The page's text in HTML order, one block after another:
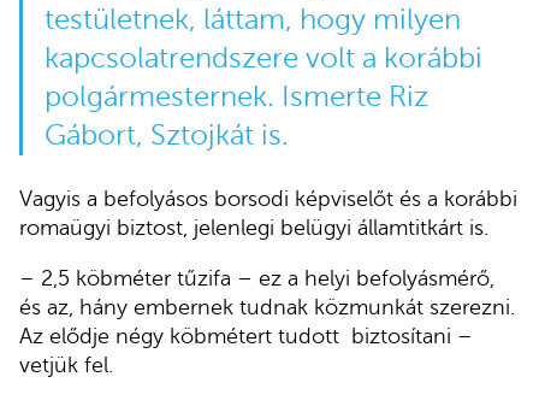
testületnek, láttam, hogy milyen
kapcsolatrendszere volt a korábbi
polgármesternek. Ismerte Riz
Gábort, Sztojkát is.
Vagyis a befolyásos borsodi képviselőt és a korábbi
romaügyi biztost, jelenlegi belügyi államtitkárt is.
– 2,5 köbméter tűzifa – ez a helyi befolyásmérő,
és az, hány embernek tudnak közmunkát szerezni.
Az elődje négy köbmétert tudott biztosítani –
vetjük fel.